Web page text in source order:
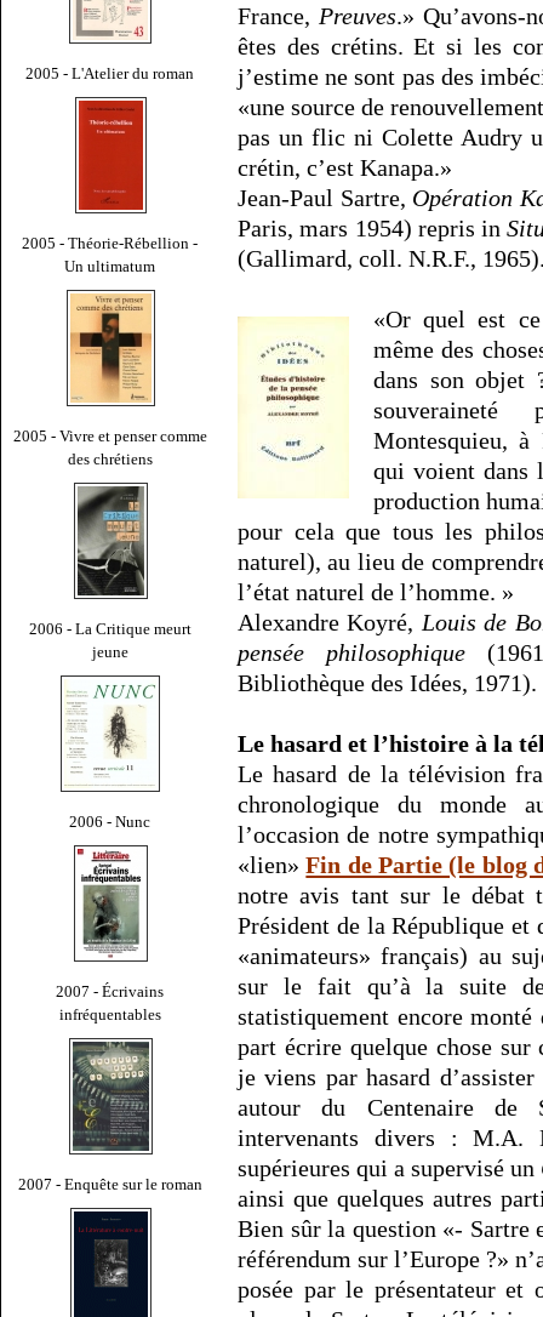
2005 - L'Atelier du roman
2005 - Théorie-Rébellion -
Un ultimatum
2005 - Vivre et penser comme
des chrétiens
2006 - La Critique meurt
jeune
2006 - Nunc
2007 - Écrivains
infréquentables
2007 - Enquête sur le roman
France, Preuves.»
êtes des crétins. Et si les
j’estime ne sont pas des
«une source de
pas un flic ni Colette Audry
crétin, c’est Kanapa.»
Jean-Paul Sartre, Opération
Paris, mars 1954) repris in
(Gallimard, coll. N.R.F.,
«Or quel est
même des
dans son objet
Montesquieu, à
qui voient dans
production
pour cela que tous les
naturel), au lieu de
l’état naturel de l’homme. »
Alexandre Koyré, Louis de
pensée philosophique
Bibliothèque des Idées, 1971).
Le hasard et l’histoire à la
Le hasard de la télévision
chronologique du monde
l’occasion de notre
«lien»Fin de Partie (le blog
notre avis tant sur le débat
Président de la République et
«animateurs» français) au
sur le fait qu’à la suite
statistiquement encore
part écrire quelque chose sur
je viens par hasard
autour du Centenaire de
intervenants divers : M.A.
supérieures qui a supervisé un
ainsi que quelques autres
Bien sûr la question «- Sartre
référendum sur l’Europe ?»
posée par le présentateur et